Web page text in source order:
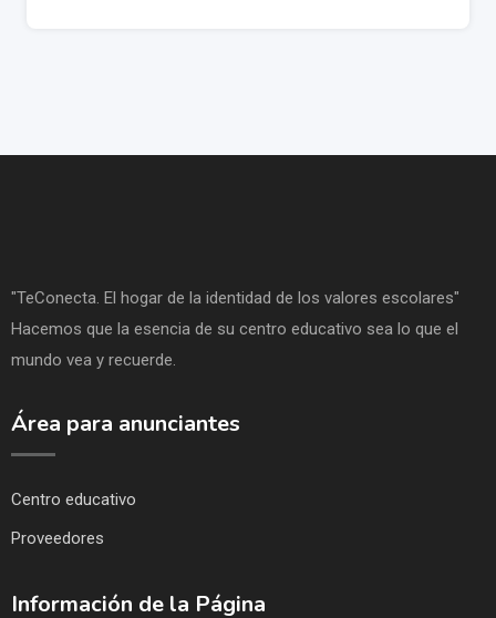
"TeConecta. El hogar de la identidad de los valores escolares"
Hacemos que la esencia de su centro educativo sea lo que el
mundo vea y recuerde.
Área para anunciantes
Centro educativo
Proveedores
Información de la Página